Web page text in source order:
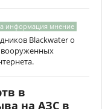
информация мнение
Blackwater о
вооруженных
в
на АЗС в